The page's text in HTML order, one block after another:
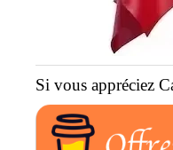
Si vous appréciez